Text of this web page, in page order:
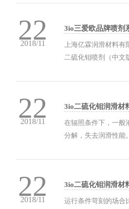
列产品等系列润滑耐
种，特点有： 1. 二
22
2018/11
3io三爱欧品牌喷剂
上海亿霖润滑材料
二硫化钼喷剂（中文
版）、耐高温二硫化
二硫化钼喷剂（中文
（英文版）、白色润
22
2018/11
3io二硫化钼润滑材
在辐照条件下，一般
分解，失去润滑性能
108 Gy,石墨在受到
件下，可以使用层状
料...
22
2018/11
3io二硫化钼润滑材
运行条件苛刻的场合